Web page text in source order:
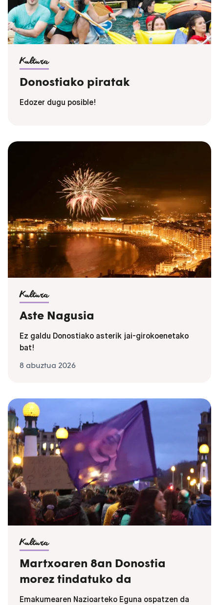
Kultura
Donostiako piratak
Edozer dugu posible!
Kultura
Aste Nagusia
Ez galdu Donostiako asterik jai-girokoenetako
bat!
8 abuztua 2026
Kultura
Martxoaren 8an Donostia
morez tindatuko da
Emakumearen Nazioarteko Eguna ospatzen da